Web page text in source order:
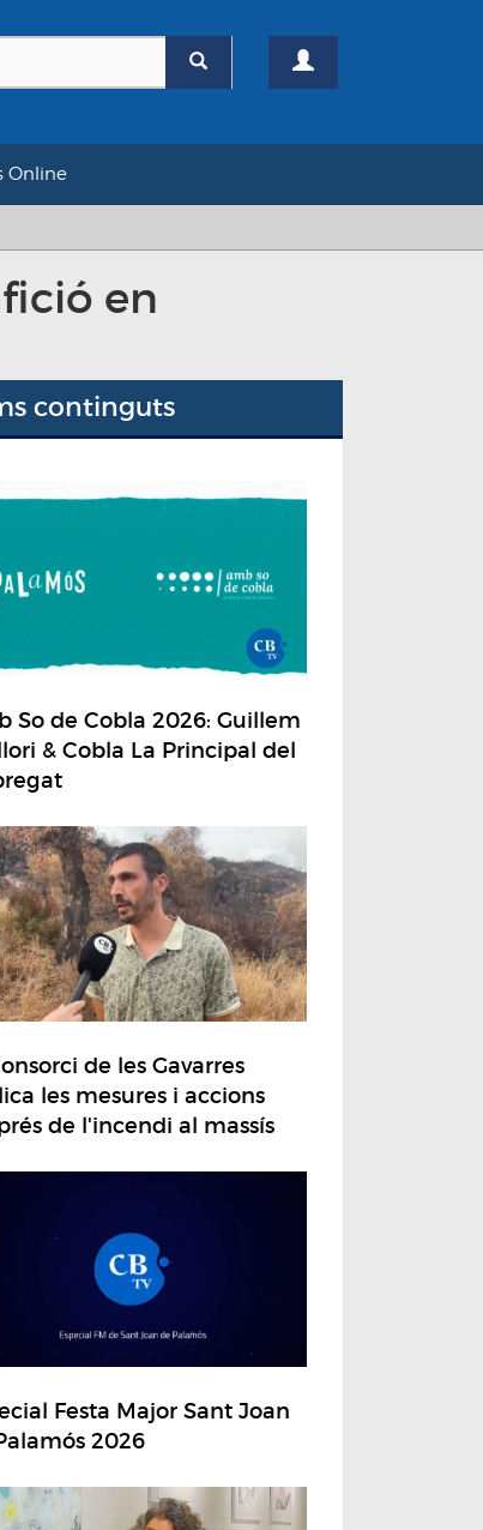
Online
en
continguts
So de Cobla 2026: Guillem
& Cobla La Principal del
de les Gavarres
les mesures i accions
de l'incendi al massís
Festa Major Sant Joan
2026